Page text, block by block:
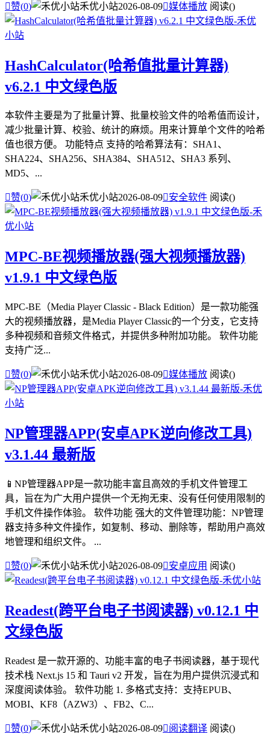
赞(0) 禾优小站2026-08-09媒体播放 阅读()
HashCalculator(哈希值批量计算器)
v6.2.1 中文绿色版
本软件主要是为了批量计算、批量校验文件的哈希值而设计，
减少批量计算、校验、统计的麻烦。用来计算单个文件的哈希
值也很方便。 功能特点 支持的哈希算法有：SHA1、
SHA224、SHA256、SHA384、SHA512、SHA3 系列、
MD5、...
赞(0) 禾优小站2026-08-09安全软件 阅读()
MPC-BE视频播放器(强大视频播放器)
v1.9.1 中文绿色版
MPC-BE（Media Player Classic - Black Edition）是一款功能强
大的视频播放器，是Media Player Classic的一个分支，它支持
多种视频和音频文件格式，并提供多种附加功能。 软件功能
支持广泛...
赞(0) 禾优小站2026-08-09媒体播放 阅读()
NP管理器APP(安卓APK逆向修改工具)
v3.1.44 最新版
📱NP管理器APP是一款功能丰富且高效的手机文件管理工
具，旨在为广大用户提供一个无拘无束、没有任何使用限制的
手机文件操作体验。 软件功能 强大的文件管理功能：NP管理
器支持多种文件操作，如复制、移动、删除等，帮助用户高效
地管理和组织文件。 ...
赞(0) 禾优小站2026-08-09安卓应用 阅读()
Readest(跨平台电子书阅读器) v0.12.1 中
文绿色版
Readest 是一款开源的、功能丰富的电子书阅读器，基于现代
技术栈 Next.js 15 和 Tauri v2 开发，旨在为用户提供沉浸式和
深度阅读体验。 软件功能 1. 多格式支持：支持EPUB、
MOBI、KF8（AZW3）、FB2、C...
赞(0) 禾优小站2026-08-09阅读翻译 阅读()